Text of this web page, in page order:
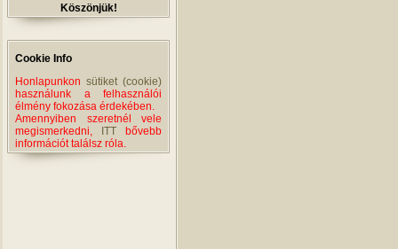
Köszönjük!
Cookie Info
Honlapunkon sütiket (cookie)
használunk a felhasználói
élmény fokozása érdekében.
Amennyiben szeretnél vele
megismerkedni,
ITT bővebb
információt találsz róla.